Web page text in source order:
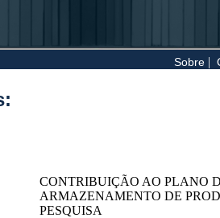
Sobre |
CONTRIBUIÇÃO AO PLANO
ARMAZENAMENTO DE
PESQUISA